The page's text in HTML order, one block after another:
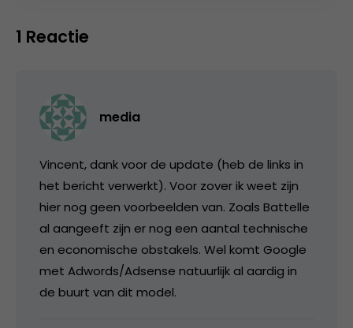
1 Reactie
media
Vincent, dank voor de update (heb de links in
het bericht verwerkt). Voor zover ik weet zijn
hier nog geen voorbeelden van. Zoals Battelle
al aangeeft zijn er nog een aantal technische
en economische obstakels. Wel komt Google
met Adwords/Adsense natuurlijk al aardig in
de buurt van dit model.